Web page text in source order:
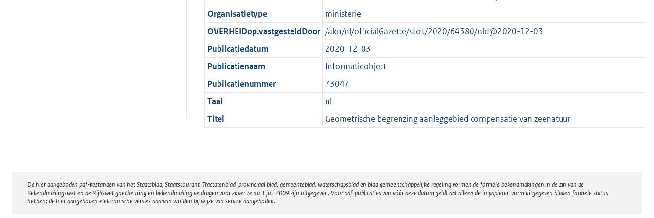
r
m
a
a
t
o
r
m
a
a
t
1
K
Organisatietype
ministerie
OVERHEIDop.vastgesteldDoor /akn/nl/officialGazette/stcrt/2020/64380/nld@2020-12-03
Publicatiedatum
2020-12-03
Publicatienaam
Informatieobject
Publicatienummer
73047
Taal
nl
Titel
Geometrische begrenzing aanleggebied compensatie van zeenatuur
Disclaimer
De hier aangeboden pdf-bestanden van het Staatsblad, Staatscourant, Tractatenblad, provinciaal blad, gemeenteblad, waterschapsblad en blad gemeenschappelijke regeling vormen de formele bekendmakingen in de zin van de
Bekendmakingswet en de Rijkswet goedkeuring en bekendmaking verdragen voor zover ze na 1 juli 2009 zijn uitgegeven. Voor pdf-publicaties van vóór deze datum geldt dat alleen de in papieren vorm uitgegeven bladen formele status
hebben; de hier aangeboden elektronische versies daarvan worden bij wijze van service aangeboden.